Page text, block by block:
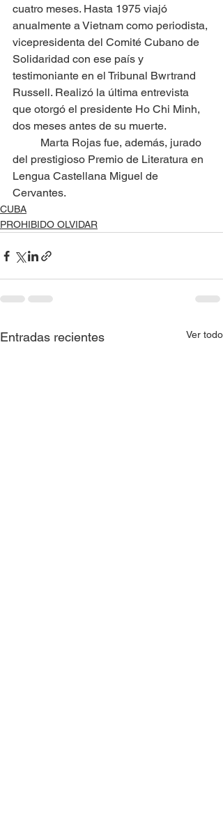
cuatro meses. Hasta 1975 viajó
anualmente a Vietnam como periodista,
vicepresidenta del Comité Cubano de
Solidaridad con ese país y
testimoniante en el Tribunal Bwrtrand
Russell. Realizó la última entrevista
que otorgó el presidente Ho Chi Minh,
dos meses antes de su muerte.
del prestigioso Premio de Literatura en
Lengua Castellana Miguel de
Cervantes.
CUBA
PROHIBIDO OLVIDAR
Entradas recientes Ver todo